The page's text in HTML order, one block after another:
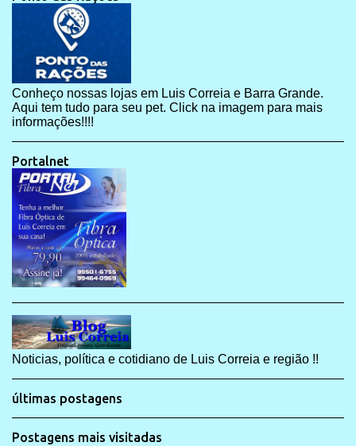
Conheço nossas lojas em Luis Correia e Barra Grande.
Aqui tem tudo para seu pet. Click na imagem para mais
informações!!!!
Portalnet
Noticias, política e cotidiano de Luis Correia e região !!
últimas postagens
Postagens mais visitadas